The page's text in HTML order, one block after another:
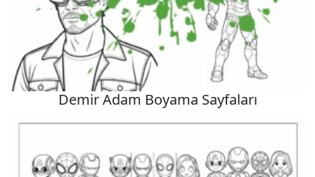
Demir Adam Boyama Sayfaları